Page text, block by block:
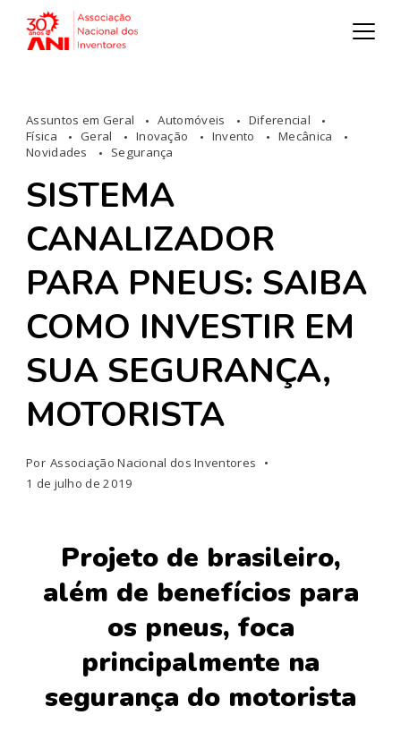
Assuntos em Geral Automóveis
Diferencial
Física
Geral Inovação Invento
Mecânica
Novidades
Segurança
SISTEMA
CANALIZADOR
PARA PNEUS: SAIBA
COMO INVESTIR EM
SUA SEGURANÇA,
MOTORISTA
Por Associação Nacional dos Inventores
1 de julho de 2019
Projeto de brasileiro,
além de benefícios para
os pneus, foca
principalmente na
segurança do motorista